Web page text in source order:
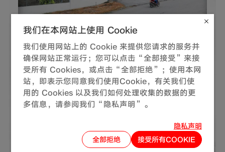
作为与社会发展同频共振的企业，中国联塑以实际行
动传递温暖、赋能共荣。2024年，企业累计对外捐
赠1154.25万元。在乡村振兴战场
，从茂名高州谷篢
村乡村焕新升级，到安徽省怀远县农村供水保障提升
工程落地，从海南热带特色农业项目推进，到内蒙古
我们在本网站上使用 Cookie
我们使用网站上的 Cookie 来提供您请求的服务并
确保网站正常运行；您可以点击“全部接受”来接
受所有 Cookies，或点击“全部拒绝”；使用本网
站，即表示您同意我们使用Cookie，有关我们使
用的 Cookies 以及我们如何处理收集的数据的更
多信息，请参阅我们“隐私声明”。
隐私声明
全部拒绝
接受所有COOKIE